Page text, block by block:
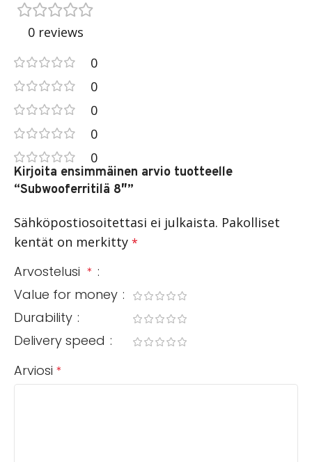
0 reviews
0
0
0
0
0
Kirjoita ensimmäinen arvio tuotteelle
“Subwooferritilä 8″”
Sähköpostiosoitettasi ei julkaista. Pakolliset
kentät on merkitty *
Arvostelusi *
Value for money
Durability
Delivery speed
Arviosi *